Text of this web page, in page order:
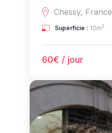
Chessy, France
Superficie : 10m2
60€ / jour